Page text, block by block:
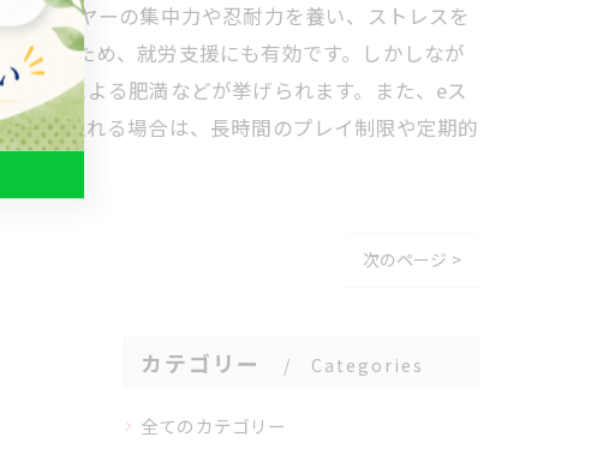
レーヤーの集中力や忍耐力を養い、ストレスを
するため、就労支援にも有効です。しかしなが
不足による肥満などが挙げられます。また、eス
取り入れる場合は、長時間のプレイ制限や定期的
次のページ >
カテゴリー Categories
全てのカテゴリー